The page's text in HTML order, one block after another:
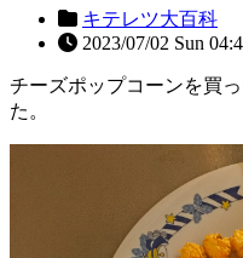
キテレツ大百科
2023/07/02 Sun
チーズポップコーンを買
た。